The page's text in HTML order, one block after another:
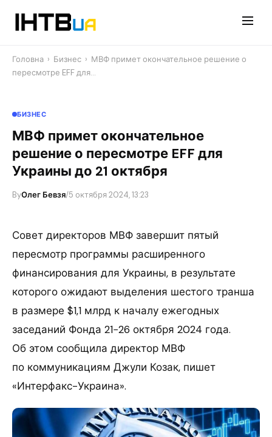
Головна › Бизнес › МВФ примет окончательное решение о
пересмотре EFF для…
БИЗНЕС
МВФ примет окончательное
решение о пересмотре EFF для
Украины до 21 октября
ByОлег Бевзя/5 октября 2024, 13:23
Совет директоров МВФ завершит пятый
пересмотр программы расширенного
финансирования для Украины, в результате
которого ожидают выделения шестого транша
в размере $1,1 млрд к началу ежегодных
заседаний Фонда 21−26 октября 2024 года.
Об этом сообщила директор МВФ
по коммуникациям Джули Козак, пишет
«Интерфакс-Украина».